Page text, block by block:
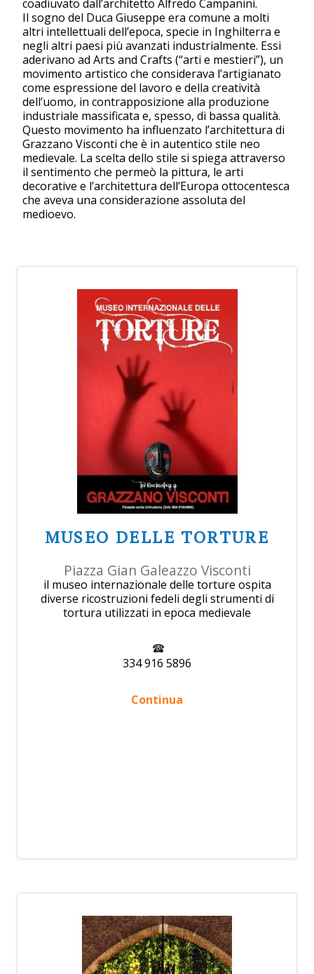
coadiuvato dall’architetto Alfredo Campanini.
Il sogno del Duca Giuseppe era comune a molti
altri intellettuali dell’epoca, specie in Inghilterra e
negli altri paesi più avanzati industrialmente. Essi
aderivano ad Arts and Crafts (“arti e mestieri”), un
movimento artistico che considerava l’artigianato
come espressione del lavoro e della creatività
dell’uomo, in contrapposizione alla produzione
industriale massificata e, spesso, di bassa qualità.
Questo movimento ha influenzato l’architettura di
Grazzano Visconti che è in autentico stile neo
medievale. La scelta dello stile si spiega attraverso
il sentimento che permeò la pittura, le arti
decorative e l’architettura dell’Europa ottocentesca
che aveva una considerazione assoluta del
medioevo.
MUSEO DELLE TORTURE
Piazza Gian Galeazzo Visconti
il museo internazionale delle torture ospita
diverse ricostruzioni fedeli degli strumenti di
tortura utilizzati in epoca medievale
334 916 5896
Continua